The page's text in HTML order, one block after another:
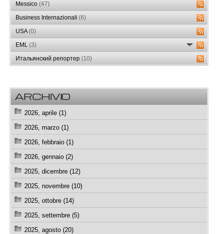
Messico (47)
Business Internazionali (6)
USA(0)
EML (3)
Итальянский репортер (10)
ARCHIVIO
2026, aprile (1)
2026, marzo (1)
2026, febbraio (1)
2026, gennaio (2)
2025, dicembre (12)
2025, novembre (10)
2025, ottobre (14)
2025, settembre (5)
2025, agosto (20)